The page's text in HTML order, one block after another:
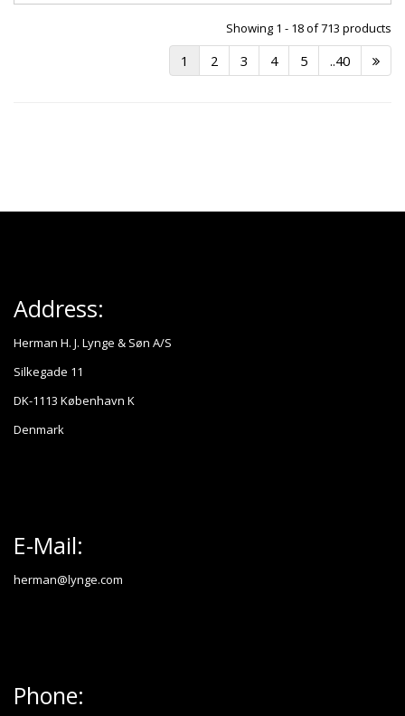
Showing 1 - 18 of 713 products
1 2 3 4 5 ..40
Address:
Herman H. J. Lynge & Søn A/S
Silkegade 11
DK-1113 København K
Denmark
E-Mail:
herman@lynge.com
Phone: